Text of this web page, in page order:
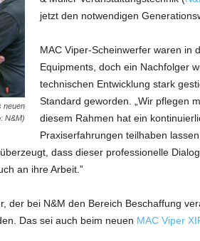
neuen
N&M)
jetzt den notwendigen
MAC Viper-Scheinwerfer waren in
Equipments, doch ein Nachfolger
technischen Entwicklung stark
Standard geworden. „Wir pflegen
diesem Rahmen hat ein
Praxiserfahrungen teilhaben
dass dieser professionelle
an ihre Arbeit.”
der bei N&M den Bereich Beschaffung
Das sei auch beim neuen MAC Viper